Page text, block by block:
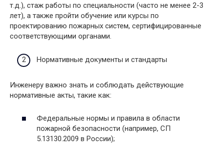
т.д.), стаж работы по специальности (часто не менее 2-3
лет), а также пройти обучение или курсы по
проектированию пожарных систем, сертифицированные
соответствующими органами.
Нормативные документы и стандарты
Инженеру важно знать и соблюдать действующие
нормативные акты, такие как:
Федеральные нормы и правила в области
пожарной безопасности (например, СП
5.13130.2009 в России);